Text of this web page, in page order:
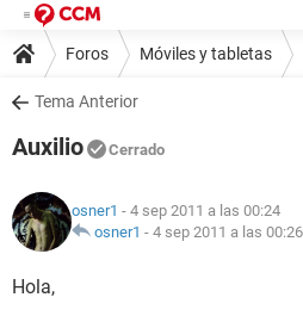
Foros Móviles y tabletas
Tema Anterior
Auxilio Cerrado
osner1 - 4 sep 2011 a las 00:24
osner1 - 4 sep 2011 a las 00:26
Hola,